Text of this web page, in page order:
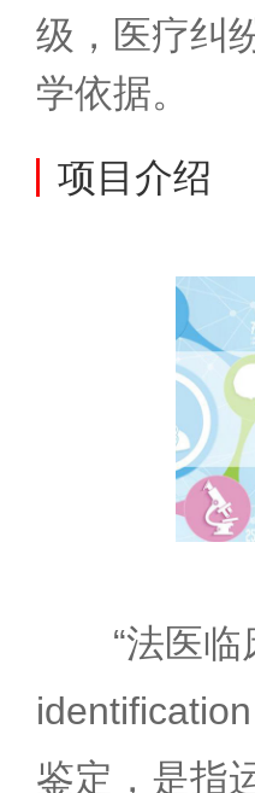
级，医疗纠
学依据。
项目介绍
“法医临
鉴定，是指